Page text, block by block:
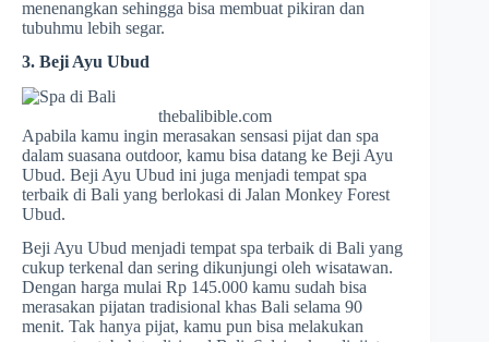
menenangkan sehingga bisa membuat pikiran dan
tubuhmu lebih segar.
3. Beji Ayu Ubud
thebalibible.com
Apabila kamu ingin merasakan sensasi pijat dan spa
dalam suasana outdoor, kamu bisa datang ke Beji Ayu
Ubud. Beji Ayu Ubud ini juga menjadi tempat spa
terbaik di Bali yang berlokasi di Jalan Monkey Forest
Ubud.
Beji Ayu Ubud menjadi tempat spa terbaik di Bali yang
cukup terkenal dan sering dikunjungi oleh wisatawan.
Dengan harga mulai Rp 145.000 kamu sudah bisa
merasakan pijatan tradisional khas Bali selama 90
menit. Tak hanya pijat, kamu pun bisa melakukan